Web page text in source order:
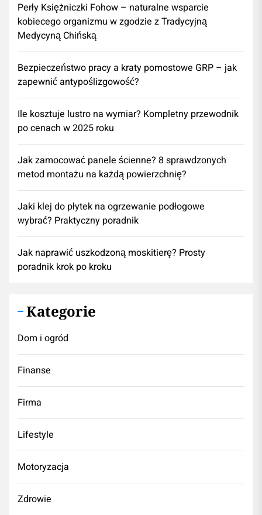
Perły Księżniczki Fohow – naturalne wsparcie
kobiecego organizmu w zgodzie z Tradycyjną
Medycyną Chińską
Bezpieczeństwo pracy a kraty pomostowe GRP – jak
zapewnić antypoślizgowość?
Ile kosztuje lustro na wymiar? Kompletny przewodnik
po cenach w 2025 roku
Jak zamocować panele ścienne? 8 sprawdzonych
metod montażu na każdą powierzchnię?
Jaki klej do płytek na ogrzewanie podłogowe
wybrać? Praktyczny poradnik
Jak naprawić uszkodzoną moskitierę? Prosty
poradnik krok po kroku
Kategorie
Dom i ogród
Finanse
Firma
Lifestyle
Motoryzacja
Zdrowie